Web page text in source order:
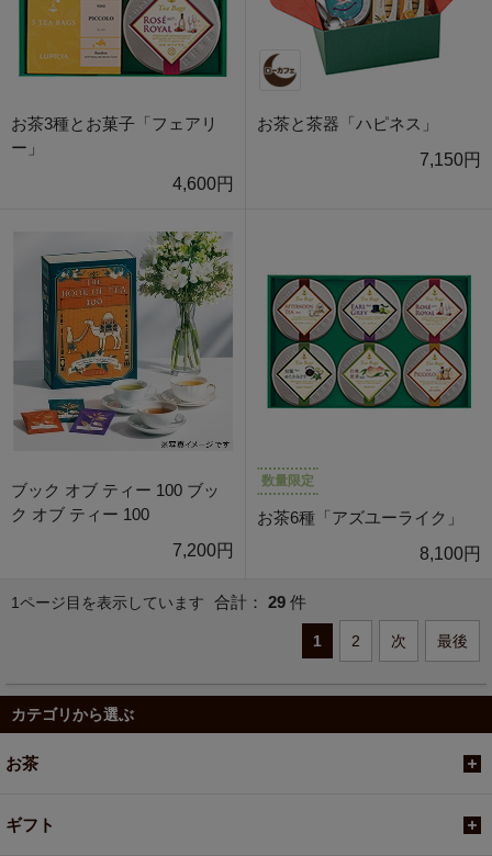
お茶3種とお菓子「フェアリ
ー」
4,600円
お茶と茶器「ハピネス」
7,150円
ブック オブ ティー 100 ブッ
ク オブ ティー 100
7,200円
数量限定
お茶6種「アズユーライク」
8,100円
1ページ目を表示しています 合計： 29 件
1 2 次 最後
カテゴリから選ぶ
お茶
ギフト